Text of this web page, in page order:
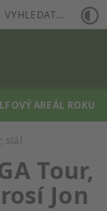
VYHLEDAT...
AREÁL ROKU
stál
Tour,
Jon